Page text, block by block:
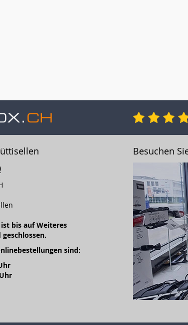
bis auf Weiteres
sind:
Besuchen